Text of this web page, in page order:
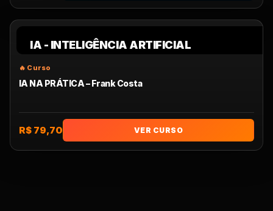
IA - INTELIGÊNCIA ARTIFICIAL
IA NA PRÁTICA – Frank Costa
R$ 79,70 VER CURSO